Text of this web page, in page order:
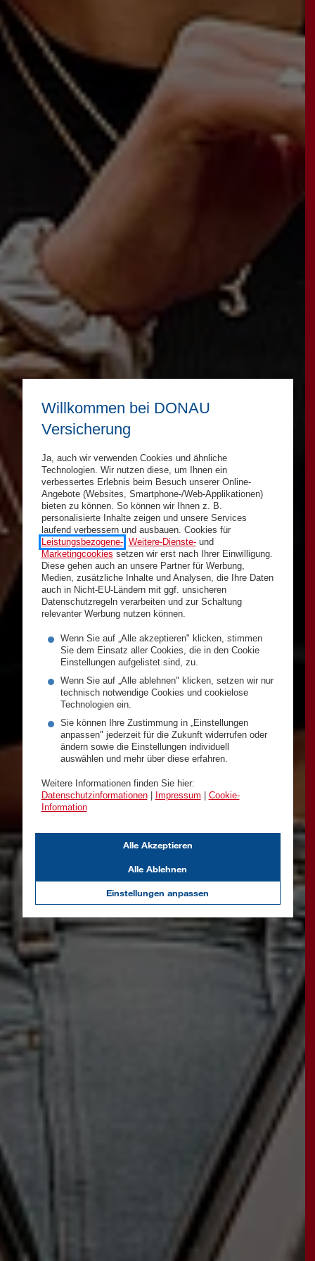
Willkommen bei DONAU
Versicherung
Ja, auch wir verwenden Cookies und ähnliche
Technologien. Wir nutzen diese, um Ihnen ein
verbessertes Erlebnis beim Besuch unserer Online-
Angebote (Websites, Smartphone-/Web-Applikationen)
bieten zu können. So können wir Ihnen z. B.
personalisierte Inhalte zeigen und unsere Services
laufend verbessern und ausbauen. Cookies für
Leistungsbezogene-, Weitere-Dienste-und
Marketingcookies setzen wir erst nach Ihrer Einwilligung.
Diese gehen auch an unsere Partner für Werbung,
Medien, zusätzliche Inhalte und Analysen, die Ihre Daten
auch in Nicht-EU-Ländern mit ggf. unsicheren
Datenschutzregeln verarbeiten und zur Schaltung
relevanter Werbung nutzen können.
Wenn Sie auf „Alle akzeptieren" klicken, stimmen
Sie dem Einsatz aller Cookies, die in den Cookie
Einstellungen aufgelistet sind, zu.
Wenn Sie auf „Alle ablehnen" klicken, setzen wir nur
technisch notwendige Cookies und cookielose
Technologien ein.
Sie können Ihre Zustimmung in „Einstellungen
anpassen" jederzeit für die Zukunft widerrufen oder
ändern sowie die Einstellungen individuell
auswählen und mehr über diese erfahren.
Weitere Informationen finden Sie hier:
Datenschutzinformationen| Impressum
Cookie-
Information
Einstellungen anpassen
Alle Ablehnen
Alle Akzeptieren